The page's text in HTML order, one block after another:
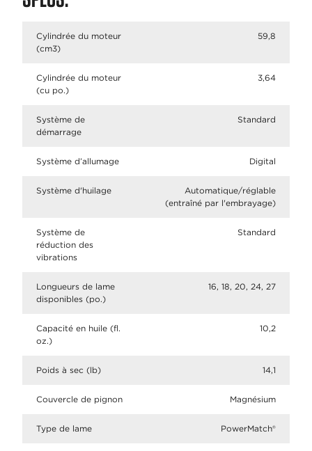
Cylindrée du moteur
(cm3)
59,8
Cylindrée du moteur
(cu po.)
3,64
Système de
démarrage
Standard
Système d’allumage Digital
Système d'huilage
Automatique/réglable
(entraîné par l'embrayage)
Système de
réduction des
vibrations
Standard
Longueurs de lame
disponibles (po.)
16, 18, 20, 24, 27
Capacité en huile (fl.
oz.)
10,2
Poids à sec (lb) 14,1
Couvercle de pignon Magnésium
Type de lame PowerMatch®